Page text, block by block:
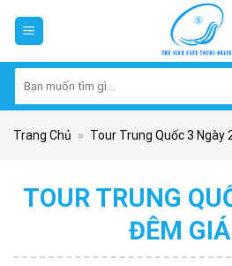
kiếm:
Trang Chủ » Tour Trung Quốc 3 Ngày
TOUR TRUNG
ĐÊM